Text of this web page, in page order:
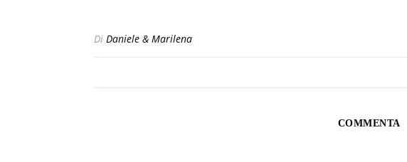
Di Daniele & Marilena
COMMENTA